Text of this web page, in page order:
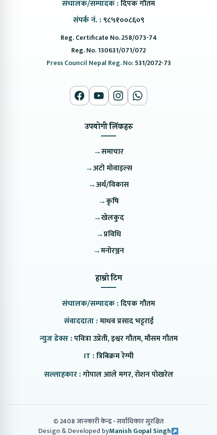
संचालक/सम्पादक :दिपक गौतम
संपर्क नं. : ९८५१००८६०९
Reg. Certificate No. 258/073-74
Reg. No. 130631/071/072
Press Council Nepal Reg. No:531/2072-73
उपयोगी लिंकहरु
→समाचार
→अटो मोवाइल्स
→अर्थ/विकास
→कृषि
→खेलकुद
→प्रविधि
→मनोरञ्जन
हाम्रो टिम
संचालक/सम्पादक :दिपक गौतम
संवाददाता :माधव प्रसाद भट्टराई
न्युज डेक्स :पवित्रा उप्रेती, इश्वर गौतम, मौसम गौतम
IT :त्रिबिक्रम रेग्मी
सल्लाहकार :गोपाल आले मगर, रोशन पोखरेल
© 2408 जानकारी केन्द्र सर्वाधिकार सुरक्षित
Design & Developed byManish Gopal Singh